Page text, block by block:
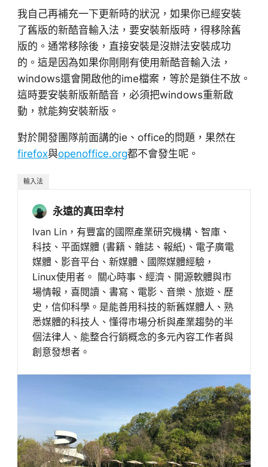
我自己再補充一下更新時的狀況，如果你已經安裝
了舊版的新酷音輸入法，要安裝新版時，得移除舊
版的。通常移除後，直接安裝是沒辦法安裝成功
的。這是因為如果你剛剛有使用新酷音輸入法，
windows還會開啟他的ime檔案，等於是鎖住不放。
這時要安裝新版新酷音，必須把windows重新啟
動，就能夠安裝新版。
對於開發團隊前面講的ie、office的問題，果然在
firefox與openoffice.org都不會發生呢。
輸入法
永遠的真田幸村
Ivan Lin，有豐富的國際產業研究機構、智庫、
科技、平面媒體 (書籍、雜誌、報紙)、電子廣電
媒體、影音平台、新媒體、國際媒體經驗，
Linux使用者。 關心時事、經濟、開源軟體與市
場情報，喜閱讀、書寫、電影、音樂、旅遊、歷
史，信仰科學。是能善用科技的新舊媒體人、熟
悉媒體的科技人、懂得市場分析與產業趨勢的半
個法律人、能整合行銷概念的多元內容工作者與
創意發想者。